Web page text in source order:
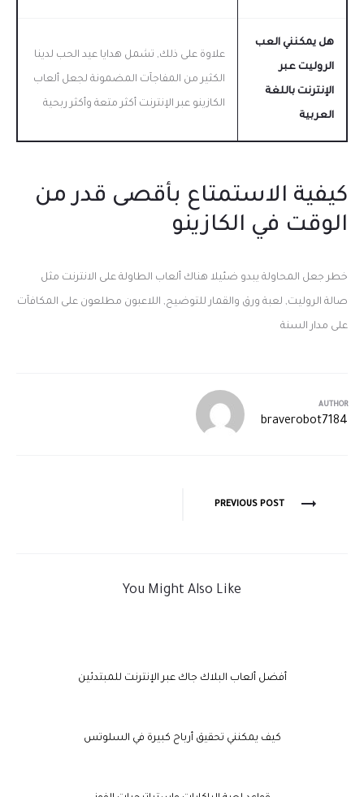
هل يمكنني العب
الروليت عبر
الإنترنت باللغة
العربية
علاوة على ذلك, تشمل هدايا عيد الحب لدينا
الكثير من المفاجآت المضمونة لجعل ألعاب
الكازينو عبر الإنترنت أكثر متعة وأكثر ربحية
كيفية الاستمتاع بأقصى قدر من
الوقت في الكازينو
خطر جعل المحاولة يبدو ضئيلا هناك ألعاب الطاولة على الانترنت مثل
صالة الروليت, لعبة ورق والقمار للتوضيح, اللاعبون مطلعون على المكافآت
على مدار السنة
AUTHOR
braverobot7184
PREVIOUS POST
You Might Also Like
أفضل ألعاب البلاك جاك عبر الإنترنت للمبتدئين
كيف يمكنني تحقيق أرباح كبيرة في السلوتس